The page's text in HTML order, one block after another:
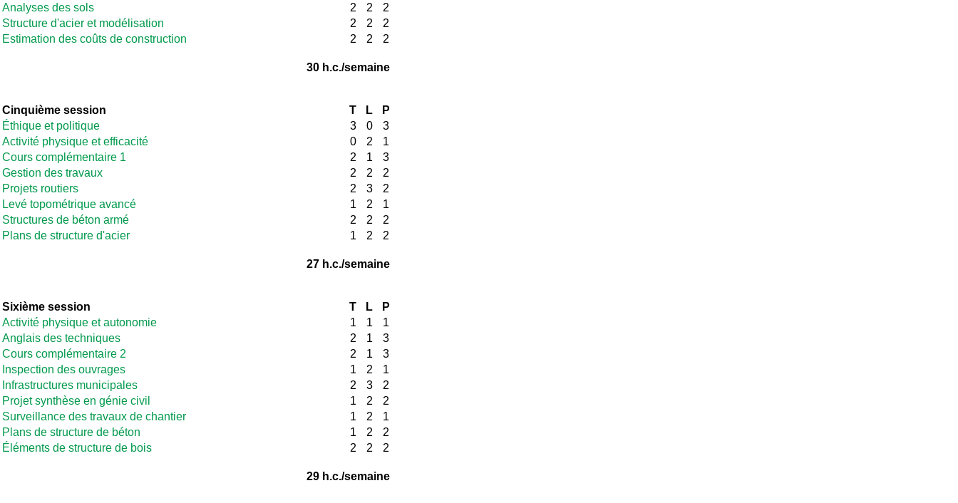
Analyses des sols
2 2
2
Structure d'acier et modélisation
2 2
2
Estimation des coûts de construction
2 2 2
30 h.c./semaine
Cinquième session T L
P
Éthique et politique
3 0
3
Activité physique et efficacité
0 2
1
Cours complémentaire 1
2 1
3
Gestion des travaux
2 2
2
Projets routiers
2 3
2
Levé topométrique avancé
1 2
1
Structures de béton armé
2 2
2
Plans de structure d'acier
1 2 2
27 h.c./semaine
Sixième session T L
P
Activité physique et autonomie
1 1
1
Anglais des techniques
2 1
3
Cours complémentaire 2
2 1
3
Inspection des ouvrages
1 2
1
Infrastructures municipales
2 3
2
Projet synthèse en génie civil
1 2
2
Surveillance des travaux de chantier
1 2
1
Plans de structure de béton
1 2
2
Éléments de structure de bois
2 2 2
29 h.c./semaine